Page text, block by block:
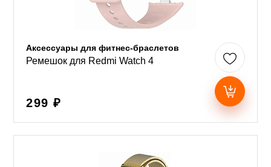
Аксессуары для фитнес-браслетов
Ремешок для Redmi Watch 4
299 ₽